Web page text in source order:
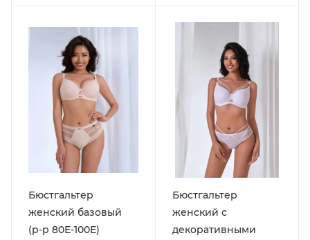
Бюстгальтер
женский базовый
(р-р 80Е-100Е)
Бюстгальтер
женский с
декоративными